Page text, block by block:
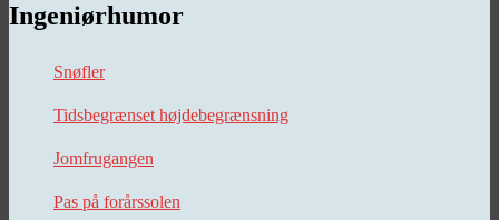
Ingeniørhumor
Snøfler
Tidsbegrænset højdebegrænsning
Jomfrugangen
Pas på forårssolen